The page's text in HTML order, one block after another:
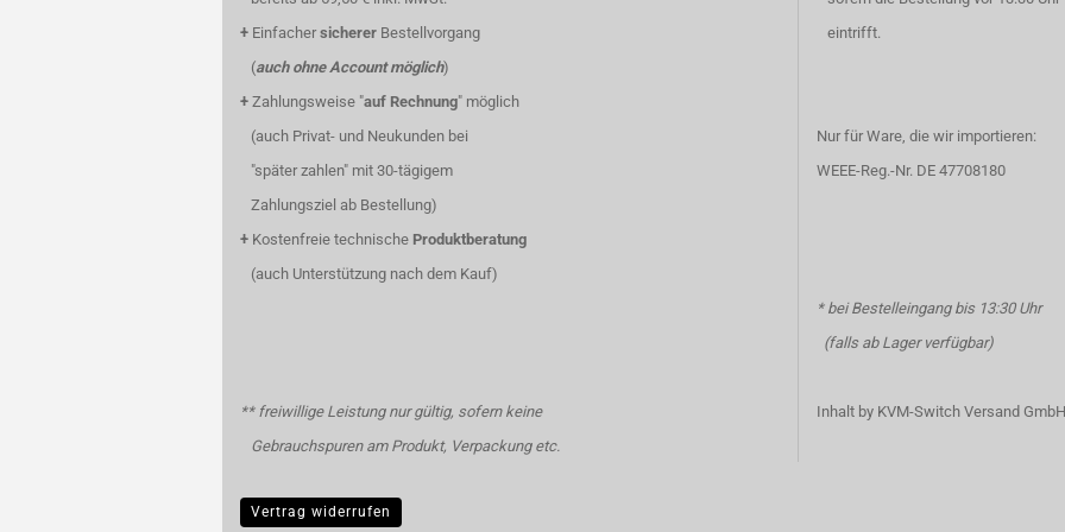
+ Einfacher sicherer Bestellvorgang
(auch ohne Account möglich)
+ Zahlungsweise "auf Rechnung" möglich
(auch Privat- und Neukunden bei
"später zahlen" mit 30-tägigem
Zahlungsziel ab Bestellung)
+ Kostenfreie technische Produktberatung
(auch Unterstützung nach dem Kauf)
** freiwillige Leistung nur gültig, sofern keine
Gebrauchspuren am Produkt, Verpackung etc.
eintrifft.
Nur für Ware, die wir importieren:
WEEE-Reg.-Nr. DE 47708180
* bei Bestelleingang bis 13:30 Uhr
(falls ab Lager verfügbar)
Inhalt by KVM-Switch Versand
Vertrag widerrufen